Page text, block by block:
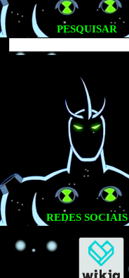
PESQUISAR
REDES SOCIAIS